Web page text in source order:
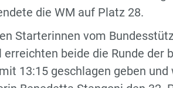
die WM auf Platz 28.
Starterinnen vom
beide die Runde der
13:15 geschlagen geben